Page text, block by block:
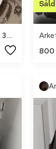
37.5
800